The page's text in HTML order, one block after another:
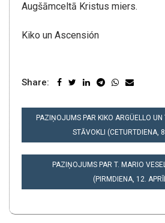
Augšāmceltā Kristus miers.
Kiko un Ascensión
Share:
POST
NAVIGATION
PAZIŅOJUMS PAR KIKO ARGÜELLO
STĀVOKLI (CETURTDIENA,
PAZIŅOJUMS PAR T. MARIO
(PIRMDIENA, 12.